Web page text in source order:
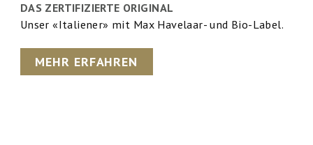
DAS ZERTIFIZIERTE ORIGINAL
Unser «Italiener» mit Max Havelaar- und Bio-Label.
MEHR ERFAHREN